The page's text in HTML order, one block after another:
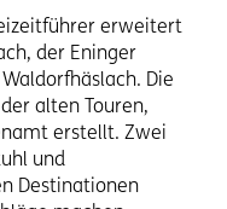
erweitert
der Eninger
Die
alten Touren,
erstellt. Zwei
und
Destinationen